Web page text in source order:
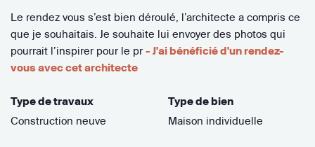
Le rendez vous s’est bien déroulé, l’architecte a compris ce
que je souhaitais. Je souhaite lui envoyer des photos qui
pourrait l’inspirer pour le pr - J'ai bénéficié d'un rendez-
vous avec cet architecte
Type de travaux
Construction neuve
Type de bien
Maison individuelle